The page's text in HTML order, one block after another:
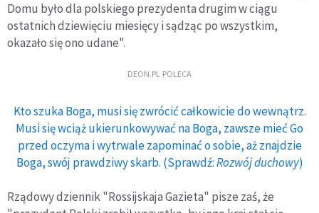
Domu było dla polskiego prezydenta drugim w ciągu
ostatnich dziewięciu miesięcy i sądząc po wszystkim,
okazało się ono udane".
DEON.PL POLECA
Kto szuka Boga, musi się zwrócić całkowicie do wewnątrz.
Musi się wciąż ukierunkowywać na Boga, zawsze mieć Go
przed oczyma i wytrwale zapominać o sobie, aż znajdzie
Boga, swój prawdziwy skarb. (Sprawdź:Rozwój duchowy)
Rządowy dziennik "Rossijskaja Gazieta" pisze zaś, że